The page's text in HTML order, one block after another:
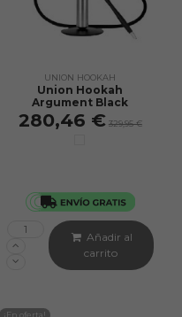
UNION HOOKAH
Union Hookah
Argument Black
280,46 € 329,95 €
Añadir al
carrito
¡En oferta!